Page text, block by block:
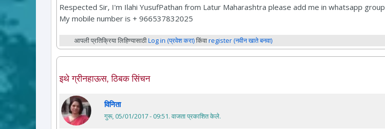
Respected Sir, I'm Ilahi YusufPathan from Latur Maharashtra please add me in whatsapp group
My mobile number is + 966537832025
आपली प्रतिक्रिया लिहिण्यासाठीLog in (प्रवेश करा)किंवाregister (नवीन खाते बनवा)
इथे ग्रीनहाऊस, ठिबक सिंचन
विनिता
गुरू, 05/01/2017 - 09:51. वाजता प्रकाशित केले.